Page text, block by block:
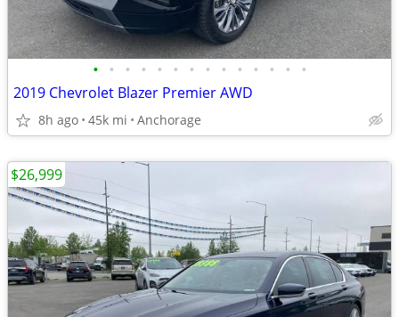
• • • • • • • • • • • • • •
2019 Chevrolet Blazer Premier AWD
8h ago 45k mi Anchorage
$26,999